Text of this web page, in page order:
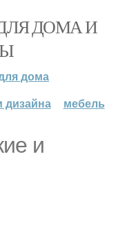
ДОМА И
дома
дизайна мебель
и